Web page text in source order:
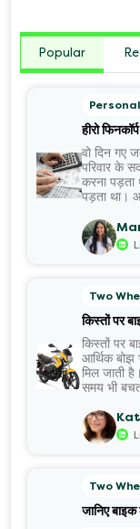
Popular
हीरो
वो दिन गए
परिवार के
करना पड़ता
पड़ता था।
Two
किस्तों पर
किस्तों पर
आर्थिक बोझ
मिल जाती
समय भी
Two
जानिए